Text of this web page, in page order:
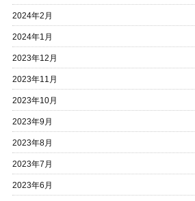
2024年2月
2024年1月
2023年12月
2023年11月
2023年10月
2023年9月
2023年8月
2023年7月
2023年6月